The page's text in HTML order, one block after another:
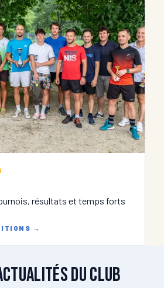
résultats et temps forts
→
du club